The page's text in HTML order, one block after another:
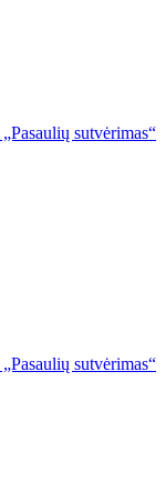
sutvėrimas“
sutvėrimas“